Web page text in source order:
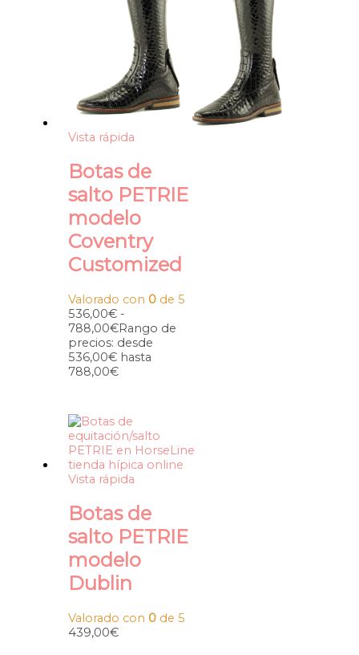
Vista rápida
Botas de
salto PETRIE
modelo
Coventry
Customized
Valorado con 0 de 5
536,00€ -
788,00€Rango de
precios: desde
536,00€ hasta
788,00€
Vista rápida
Botas de
salto PETRIE
modelo
Dublin
Valorado con 0 de 5
439,00€